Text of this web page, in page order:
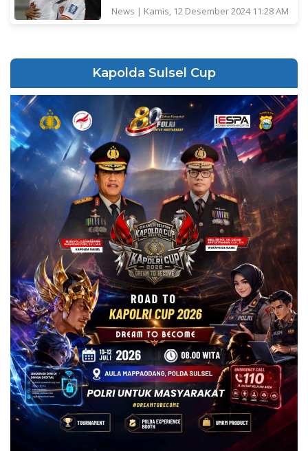
News | Kamis, 12 Desember 2024 11:28 AM
Kapolda Sulsel Cup